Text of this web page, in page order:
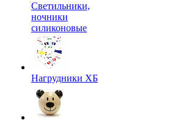
Светильники,
ночники
силиконовые
Нагрудники ХБ